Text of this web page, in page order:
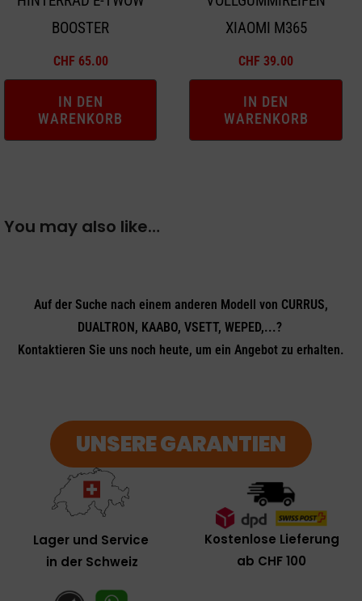
BOOSTER
CHF 65.00
IN DEN
WARENKORB
XIAOMI M365
CHF 39.00
IN DEN
WARENKORB
You may also like…
Auf der Suche nach einem anderen Modell von CURRUS,
DUALTRON, KAABO, VSETT, WEPED,...?
Kontaktieren Sie uns noch heute, um ein Angebot zu erhalten.
UNSERE GARANTIEN
Lager und Service
in der Schweiz
Kostenlose Lieferung
ab CHF 100